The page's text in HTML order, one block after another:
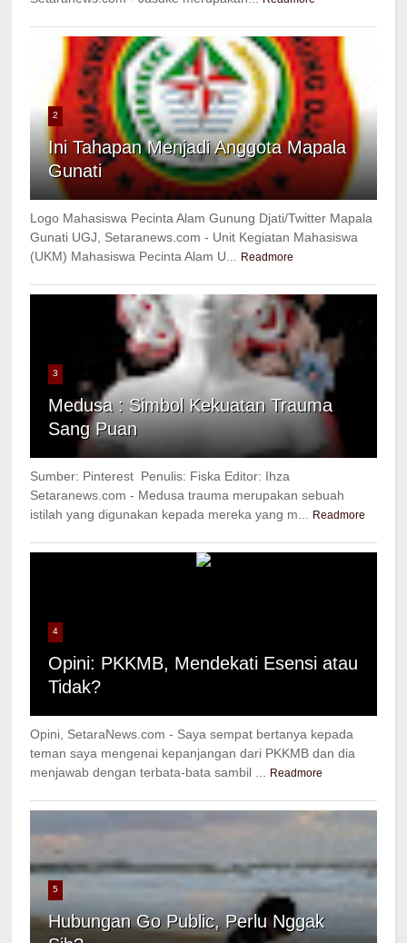
2
Ini Tahapan Menjadi Anggota Mapala
Gunati
Logo Mahasiswa Pecinta Alam Gunung Djati/Twitter Mapala
Gunati UGJ, Setaranews.com - Unit Kegiatan Mahasiswa
(UKM) Mahasiswa Pecinta Alam U...
Readmore
3
Medusa : Simbol Kekuatan Trauma
Sang Puan
Sumber: Pinterest Penulis: Fiska Editor: Ihza
Setaranews.com - Medusa trauma merupakan sebuah
istilah yang digunakan kepada mereka yang m...
Readmore
4
Opini: PKKMB, Mendekati Esensi atau
Tidak?
Opini, SetaraNews.com - Saya sempat bertanya kepada
teman saya mengenai kepanjangan dari PKKMB dan dia
menjawab dengan terbata-bata sambil ...
Readmore
5
Hubungan Go Public, Perlu Nggak